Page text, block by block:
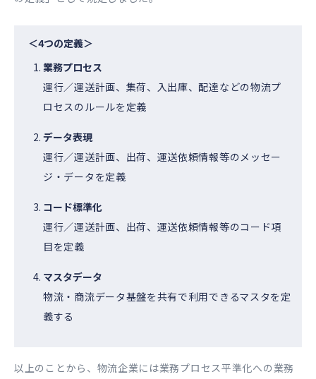
＜4つの定義＞
業務プロセス
運行／運送計画、集荷、入出庫、配達などの物流プ
ロセスのルールを定義
データ表現
運行／運送計画、出荷、運送依頼情報等のメッセー
ジ・データを定義
コード標準化
運行／運送計画、出荷、運送依頼情報等のコード項
目を定義
マスタデータ
物流・商流データ基盤を共有で利用できるマスタを定
義する
以上のことから、物流企業には業務プロセス平準化への業務